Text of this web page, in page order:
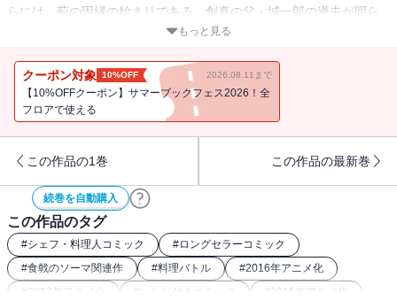
らには、薊の因縁の始まりである、創真の父・城一郎の過去が明ら
もっと見る
クーポン対象 10%OFF 2026.08.11まで
【10%OFFクーポン】サマーブックフェス2026！全
フロアで使える
この作品の1巻 この作品の最新巻
続巻を自動購入
この作品のタグ
#シェフ・料理人コミック #ロングセラーコミック
#食戟のソーマ関連作 #料理バトル #2016年アニメ化
#2017年アニメ化 # レシピ付きコミック #2015年アニメ化